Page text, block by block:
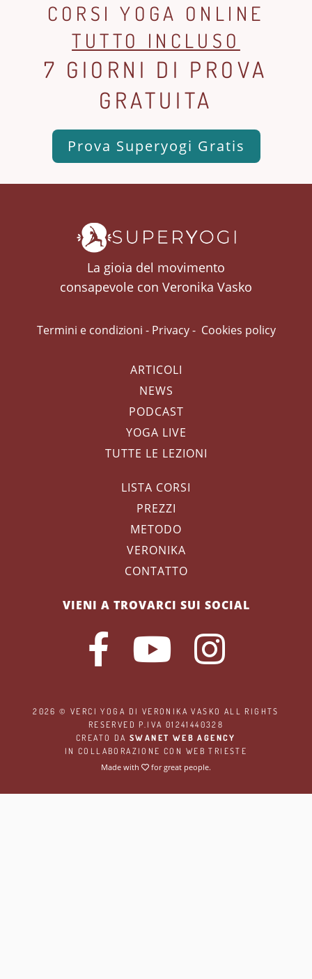
CORSI YOGA ONLINE
TUTTO INCLUSO
7 GIORNI DI PROVA
GRATUITA
Prova Superyogi Gratis
La gioia del movimento
consapevole con Veronika Vasko
Termini e condizioni - Privacy- Cookies policy
ARTICOLI
NEWS
PODCAST
YOGA LIVE
TUTTE LE LEZIONI
LISTA CORSI
PREZZI
METODO
VERONIKA
CONTATTO
VIENI A TROVARCI SUI SOCIAL
2026 ©VERCI YOGA DI VERONIKA VASKO ALL RIGHTS
RESERVED P.IVA 01241440328
CREATO DASWANET WEB AGENCY
IN COLLABORAZIONE CON WEB TRIESTE
Made with
for great people.